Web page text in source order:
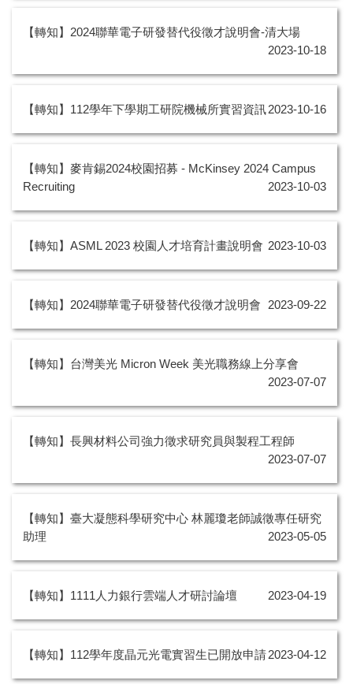
【轉知】2024聯華電子研發替代役徵才說明會-清大場
2023-10-18
【轉知】112學年下學期工研院機械所實習資訊2023-10-16
【轉知】麥肯錫2024校園招募 - McKinsey 2024 Campus
Recruiting
2023-10-03
【轉知】ASML 2023 校園人才培育計畫說明會 2023-10-03
【轉知】2024聯華電子研發替代役徵才說明會 2023-09-22
【轉知】台灣美光 Micron Week 美光職務線上分享會
2023-07-07
【轉知】長興材料公司強力徵求研究員與製程工程師
2023-07-07
【轉知】臺大凝態科學研究中心 林麗瓊老師誠徵專任研究
助理
2023-05-05
【轉知】1111人力銀行雲端人才研討論壇 2023-04-19
【轉知】112學年度晶元光電實習生已開放申請2023-04-12